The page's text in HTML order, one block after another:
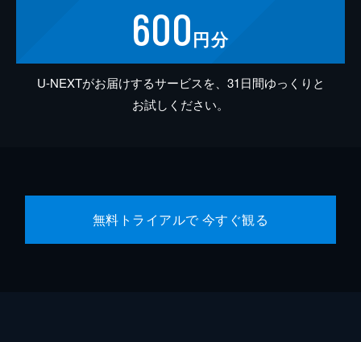
600円分
U-NEXTがお届けするサービスを、31日間ゆっくりと
お試しください。
無料トライアルで 今すぐ観る